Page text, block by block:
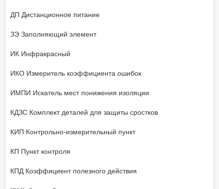
ДП Дистанционное питание
ЗЭ Заполняющий элемент
ИК Инфракрасный
ИКО Измеритель коэффициента ошибок
ИМПИ Искатель мест понижения изоляции
КДЗС Комплект деталей для защиты сростков
КИП Контрольно-измерительный пункт
КП Пункт контроля
КПД Коэффициент полезного действия